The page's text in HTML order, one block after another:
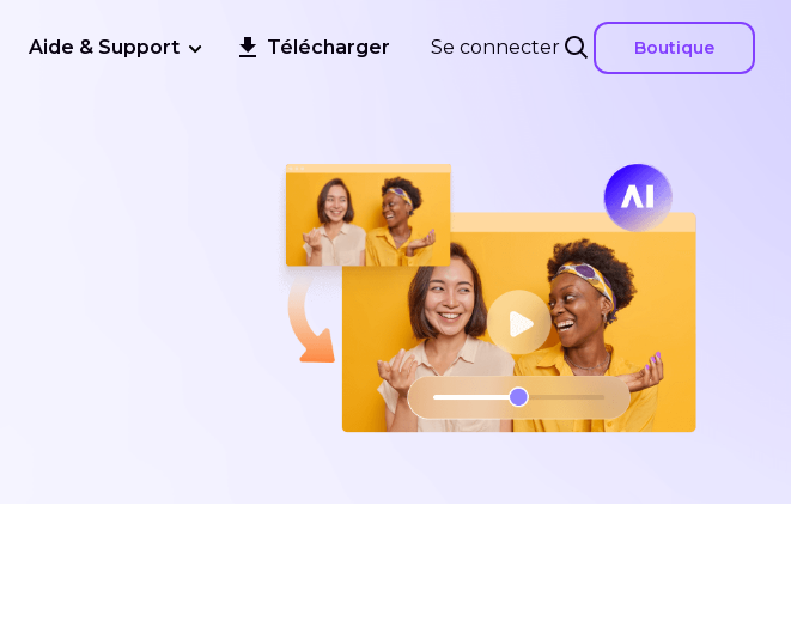
Se connecter Boutique
Aide & Support Télécharger